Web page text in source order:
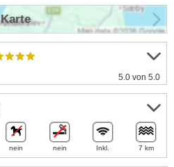
5.0 von 5.0
nein nein Inkl. 7 km
Karte